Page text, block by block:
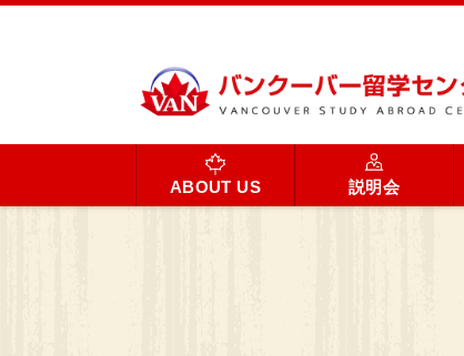
ABOUT US 説明会